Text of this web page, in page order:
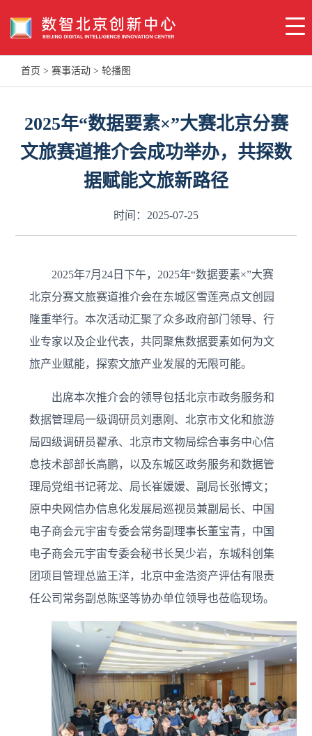
首页 > 赛事活动 > 轮播图
2025年“数据要素×”大赛北京分赛
文旅赛道推介会成功举办，共探数
据赋能文旅新路径
时间：2025-07-25
2025年7月24日下午，2025年“数据要素×”大赛
北京分赛文旅赛道推介会在东城区雪莲亮点文创园
隆重举行。本次活动汇聚了众多政府部门领导、行
业专家以及企业代表，共同聚焦数据要素如何为文
旅产业赋能，探索文旅产业发展的无限可能。
出席本次推介会的领导包括北京市政务服务和
数据管理局一级调研员刘惠刚、北京市文化和旅游
局四级调研员翟承、北京市文物局综合事务中心信
息技术部部长高鹏，以及东城区政务服务和数据管
理局党组书记蒋龙、局长崔媛媛、副局长张博文；
原中央网信办信息化发展局巡视员兼副局长、中国
电子商会元宇宙专委会常务副理事长董宝青，中国
电子商会元宇宙专委会秘书长吴少岩，东城科创集
团项目管理总监王洋，北京中金浩资产评估有限责
任公司常务副总陈坚等协办单位领导也莅临现场。